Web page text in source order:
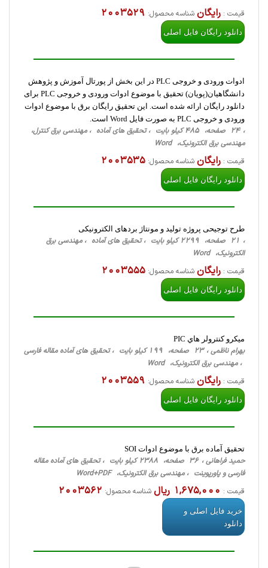
قیمت : رایگانشناسه محصول: 2003529
دانلود رایگان فایل اصلی
ادوات ورودی و خروجی PLC در این بخش از پورتال آموزش و پژوهش
دانشگاهیان(پویان) تحقیق با موضوع ادوات ورودی و خروجی PLC برای
دانلود رایگان ارائه شده است. این تحقیق رایگان برق با موضوع ادوات
ورودی و خروجی PLC به صورت فایل Word است.
، 24 صفحه، 485 کیلو بایت ، تحقیق های آماده ، مهندسی برق کنترل،
مهندسی برق الکترونیک، Word
قیمت : رایگانشناسه محصول: 2003535
دانلود رایگان فایل اصلی
طرح توجیحی پروژه تولید و مونتاژ بردهای الکترونیکی
، 21 صفحه، 2299 کیلو بایت ، تحقیق های آماده ، مهندسی برق
الکترونیک، Word
قیمت : رایگانشناسه محصول: 2003555
دانلود رایگان فایل اصلی
ميكرو كنترولر هاي PIC
بهرام ناظمی ، 23 صفحه، 199 کیلو بایت ، تحقیق های آماده مقاله فارسی
، مهندسی برق الکترونیک، Word
قیمت : رایگانشناسه محصول: 2003559
دانلود رایگان فایل اصلی
تحقیق آماده برق با موضوع ادوات SOI
حمید فراهانی ، 36 صفحه، 2388 کیلو بایت ، تحقیق های آماده مقاله
فارسی و پاورپوینت ، مهندسی برق الکترونیک، Word+PDF
قیمت : 1,675,000 ریال شناسه محصول: 2003562
خرید فایل اصلی و
دانلود